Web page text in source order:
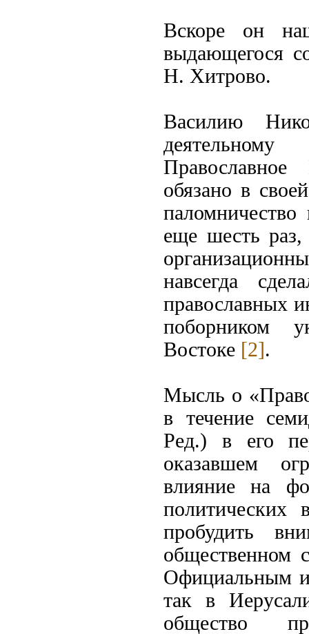
Вскоре он
выдающегося
Н. Хитрово.
Василию
обязано в
еще шесть раз,
навсегда
православных
поборником
Востоке [2].
Мысль о
в течение
Ред.) в его
оказавшем
влияние на
политических
пробудить
общественном
Официальным
так в
общество